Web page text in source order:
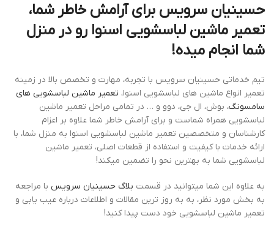
حسینیان سرویس برای آرامش خاطر شما،
تعمیر ماشین لباسشویی اسنوا رو در منزل
شما انجام میده!
تیم خدماتی حسینیان سرویس با تجربه، مهارت و تخصص بالا در زمینه
تعمیر انواع ماشین های لباسشویی اسنوا، تعمیر ماشین لباسشویی های
سامسونگ، بوش، ال جی، دوو و … در تمامی مراحل تعمیر ماشین
لباسشویی همراه شماست و برای آرامش خاطر شما علاوه بر اعزام
کارشناسان و متخصصین تعمیر ماشین لباسشویی اسنوا به منزل شما، با
ارائه خدمات با کیفیت و استفاده از قطعات اصلی، تعمیر ماشین
لباسشویی شما به بهترین نحو را تضمین میکند!
به علاوه این شما میتوانید در قسمت بلاگ حسینیان سرویس با مراجعه
به بخش مورد نظر، به به روز ترین مقالات و اطلاعات درباره عیب یابی و
تعمیر ماشین لباسشویی خود دست پیدا کنید!